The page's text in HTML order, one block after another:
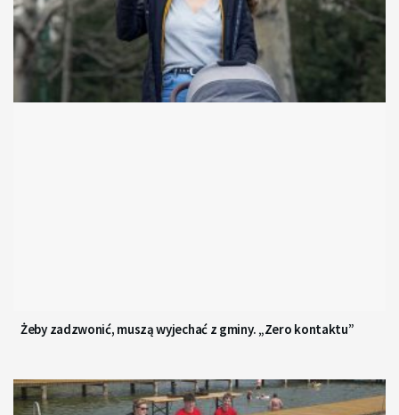
Żeby zadzwonić, muszą wyjechać z gminy. „Zero kontaktu”